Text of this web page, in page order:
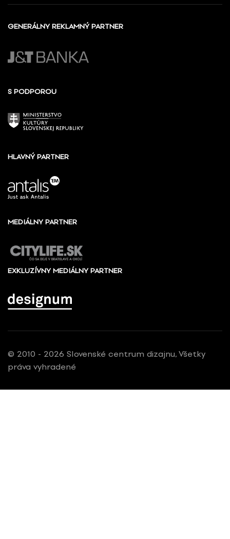
GENERÁLNY REKLAMNÝ PARTNER
S PODPOROU
HLAVNÝ PARTNER
MEDIÁLNY PARTNER
EXKLUZÍVNY MEDIÁLNY PARTNER
© 2010 - 2026 Slovenské centrum dizajnu, Všetky
práva vyhradené